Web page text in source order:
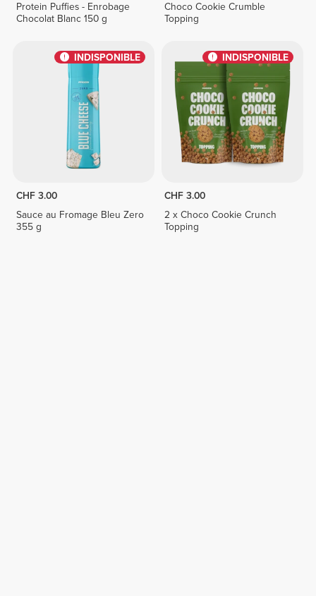
Protein Puffies - Enrobage
Chocolat Blanc 150 g
Choco Cookie Crumble
Topping
INDISPONIBLE
CHF 3.00
Sauce au Fromage Bleu Zero
355 g
INDISPONIBLE
CHF 3.00
2 x Choco Cookie Crunch
Topping